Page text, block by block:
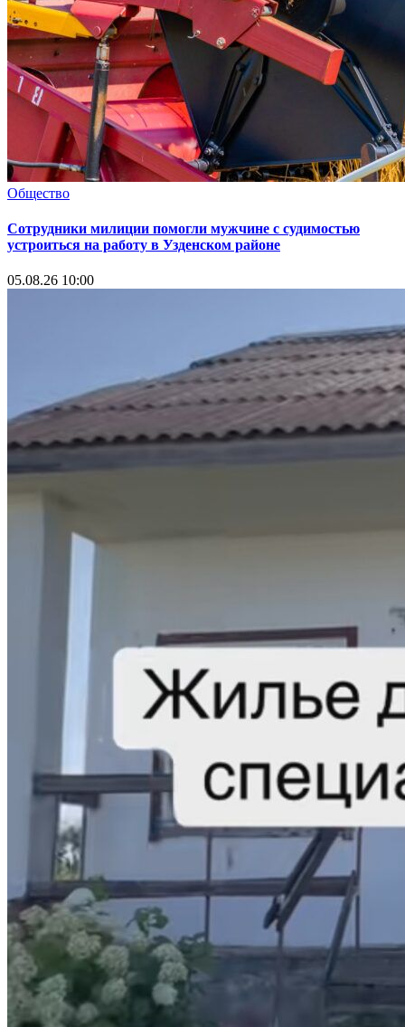
Общество
Сотрудники милиции помогли мужчине с судимостью
устроиться на работу в Узденском районе
05.08.26 10:00